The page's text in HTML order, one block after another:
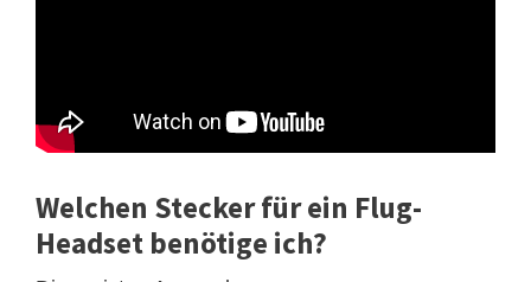
Welchen Stecker für ein Flug-
Headset benötige ich?